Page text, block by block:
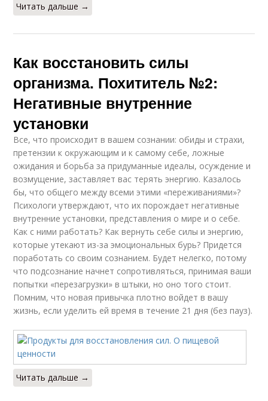
Читать дальше →
Как восстановить силы
организма. Похититель №2:
Негативные внутренние
установки
Все, что происходит в вашем сознании: обиды и страхи,
претензии к окружающим и к самому себе, ложные
ожидания и борьба за придуманные идеалы, осуждение и
возмущение, заставляет вас терять энергию. Казалось
бы, что общего между всеми этими «переживаниями»?
Психологи утверждают, что их порождает негативные
внутренние установки, представления о мире и о себе.
Как с ними работать? Как вернуть себе силы и энергию,
которые утекают из-за эмоциональных бурь? Придется
поработать со своим сознанием. Будет нелегко, потому
что подсознание начнет сопротивляться, принимая ваши
попытки «перезагрузки» в штыки, но оно того стоит.
Помним, что новая привычка плотно войдет в вашу
жизнь, если уделить ей время в течение 21 дня (без пауз).
Читать дальше →